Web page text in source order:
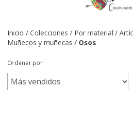
Inicio / Colecciones / Por material /
Muñecos y muñecas / Osos
Ordenar por